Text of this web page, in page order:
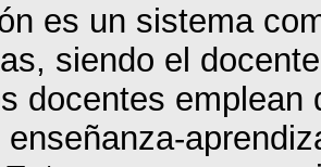
es un sistema
siendo el
docentes
enseñanza-